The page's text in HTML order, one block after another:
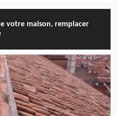
votre maison, remplacer